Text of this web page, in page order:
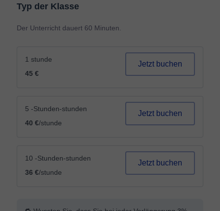
Typ der Klasse
Der Unterricht dauert 60 Minuten.
1 stunde
45 €
Jetzt buchen
5 -Stunden-stunden
40 €/stunde
Jetzt buchen
10 -Stunden-stunden
36 €/stunde
Jetzt buchen